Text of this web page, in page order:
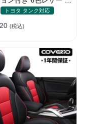
久性 軽/普自動車
トヨタ タンク対応
(税込)